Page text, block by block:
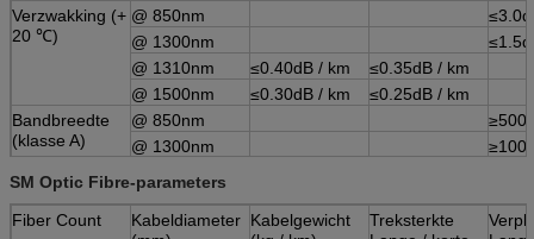
Verzwakking (+
20 ℃)
@ 850nm
@ 1300nm
@ 1310nm
≤0.40dB / km
≤0.35dB / km
@ 1500nm
≤0.30dB / km
≤0.25dB / km
Bandbreedte
(klasse A)
@ 850nm
@ 1300nm
Numeriek diafragma
Cable Cut-off
≤1260nm ≤1480nm
SM Optic Fibre-parameters
Fiber Count
Kabeldiameter Kabelgewicht
Treksterkte